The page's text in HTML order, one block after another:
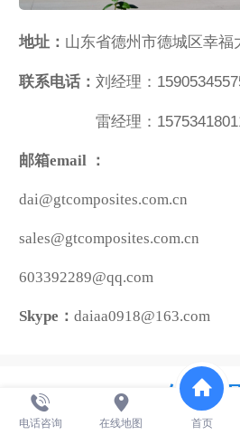
地址： 山东省德州市德城区幸福
联系电话： 刘经理：
雷经理：
邮箱email ：
dai@gtcomposites.com.cn
sales@gtcomposites.com.cn
603392289@qq.com
Skype： daiaa0918@163.com
在线地图
电话咨询 在线地图 首页